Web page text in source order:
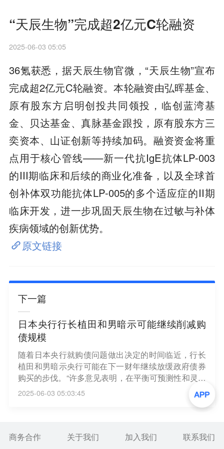
“天辰生物”完成超2亿元C轮融资
2025-06-03 05:05
36氪获悉，据天辰生物官微，“天辰生物”宣布
完成超2亿元C轮融资。本轮融资由弘晖基金、
原有股东方启明创投共同领投，临创蓝湾基
金、贝达基金、真脉基金跟投，原有股东方三
奕资本、山证创新等持续加码。融资资金将重
点用于核心管线——新一代抗IgE抗体LP-003
的III期临床和后续的商业化准备，以及全球首
创补体双功能抗体LP-005的多个适应症的II期
临床开发，进一步巩固天辰生物在过敏与补体
疾病领域的创新优势。
原文链接
下一篇
日本央行行长植田和男暗示可能继续削减购
债规模
随着日本央行就购债问题做出决定的时间临近，行长
植田和男暗示央行可能在下一财年继续放缓政府债券
购买的步伐。“许多意见表明，在平衡可预测性和灵活
性的同时，继续削减债券购买规模是适当的，”植田和
男周二表示。他总结了债券市场参与者在日本央行上
个月主持的会议上所表达的观点。植田和男当时正在
2025-06-03 05:03:45
商务合作 关于我们 加入我们 联系我们